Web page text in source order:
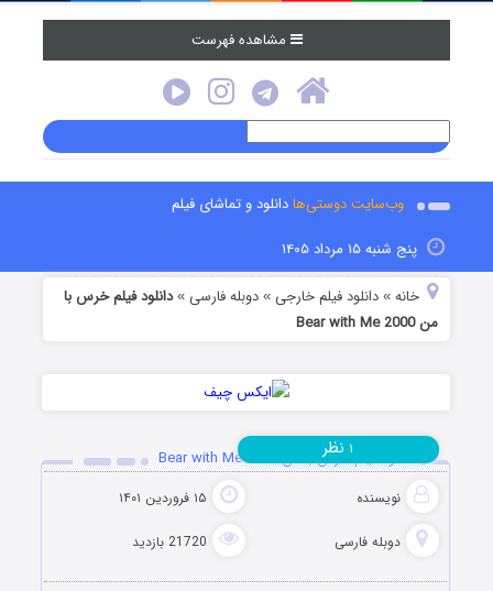
مشاهده فهرست
وب‌سایت دوستی‌هادانلود و تماشای فیلم
پنج شنبه ۱۵ مرداد ۱۴۰۵
خانه »دانلود فیلم خارجی »دوبله فارسی »دانلود فیلم خرس با
من Bear with Me 2000
دانلود فیلم خرس با من Bear with Me 2000
نویسنده ۱۵ فروردین ۱۴۰۱
دوبله فارسی 21720 بازدید
۱ نظر